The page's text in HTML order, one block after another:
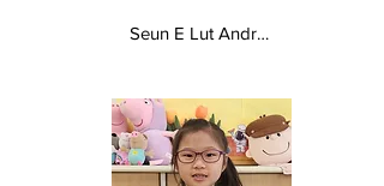
Seun E Lut Andrea